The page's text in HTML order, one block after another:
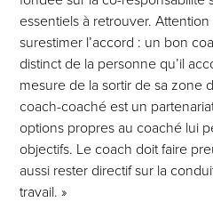
essentiels à retrouver.
surestimer l’accord : un bon
distinct de la personne qu’il
mesure de la sortir de sa zone
coach-coaché est un
options propres au coaché lui
objectifs. Le coach doit faire
aussi rester directif sur la
travail. »